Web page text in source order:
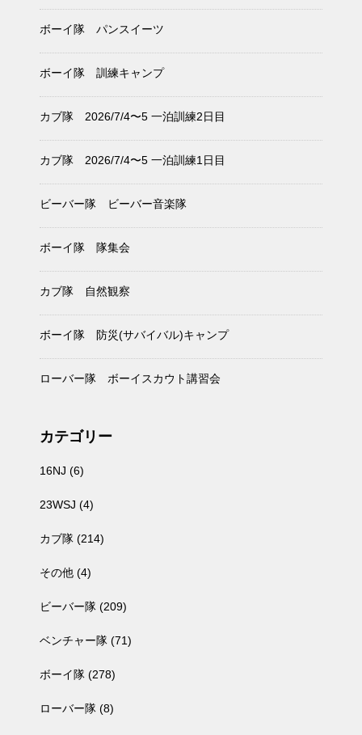
ボーイ隊 パンスイーツ
ボーイ隊 訓練キャンプ
カブ隊 2026/7/4〜5 一泊訓練2日目
カブ隊 2026/7/4〜5 一泊訓練1日目
ビーバー隊 ビーバー音楽隊
ボーイ隊 隊集会
カブ隊 自然観察
ボーイ隊 防災(サバイバル)キャンプ
ローバー隊 ボーイスカウト講習会
カテゴリー
16NJ (6)
23WSJ (4)
カブ隊 (214)
その他 (4)
ビーバー隊 (209)
ベンチャー隊 (71)
ボーイ隊 (278)
ローバー隊 (8)